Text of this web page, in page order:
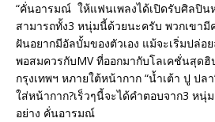
“คั่นอารมณ์ ให้แฟนเพลงได้เปิดรับศิลปิน
สามารถทั้ง3 หนุ่มนี้ด้วยนะครับ พวกเขามี
ฝันอยากมีอัลบั้มของตัวเอง แม้จะเริ่มปล่อ
พอสมควรกับMV ที่ออกมากับโลเคชั่นสุดฮิ
กรุงเทพฯ หภายใต้หน้ากาก “น้ำเต้า ปู ปล
ใส่หน้ากาก?เร็วๆนี้จะได้คำตอบจาก3 หนุ่
อย่าง คั่นอารมณ์